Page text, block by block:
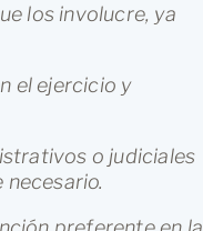
los involucre, ya
el ejercicio y
o judiciales